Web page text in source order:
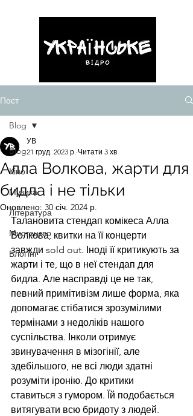
Пост
Blog
Кіно
Музика
Література
Мистецтво
Блоґінг
Blog
Алла Волкова, жарти для
бидла і не тільки
УВ
21 груд. 2023 р. Читати 3 хв
Оновлено: 30 січ. 2024 р.
Талановита стендап комікеса Алла
Волкова, квитки на її концерти
завжди sold out. Іноді її критикують за
жарти і те, що в неї стендап для
бидла. Але насправді це не так,
певний примітивізм лише форма, яка
допомагає стібатися зрозумілими
термінами з недоліків нашого
суспільства. Інколи отримує
звинувачення в мізогінії, але
здебільшого, не всі люди здатні
розуміти іронію. До критики
ставиться з гумором. Їй подобається
витягувати всю бридоту з людей.